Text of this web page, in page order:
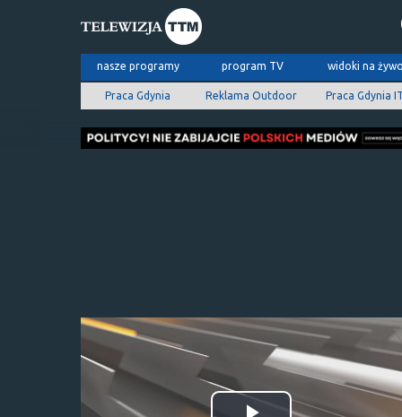
nasze programy program TV widoki na
Praca Gdynia Reklama Outdoor Praca Gdynia